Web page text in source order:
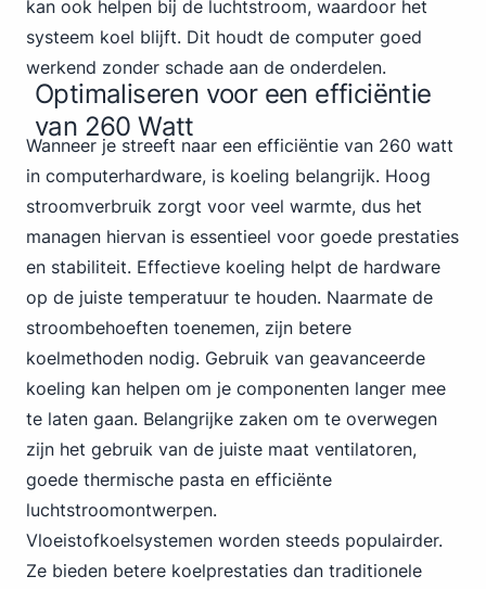
kan ook helpen bij de luchtstroom, waardoor het
systeem koel blijft. Dit houdt de computer goed
werkend zonder schade aan de onderdelen.
Optimaliseren voor een efficiëntie
van 260 Watt
Wanneer je streeft naar een efficiëntie van 260 watt
in computerhardware, is koeling belangrijk. Hoog
stroomverbruik zorgt voor veel warmte, dus het
managen hiervan is essentieel voor goede prestaties
en stabiliteit. Effectieve koeling helpt de hardware
op de juiste temperatuur te houden. Naarmate de
stroombehoeften toenemen, zijn betere
koelmethoden nodig. Gebruik van geavanceerde
koeling kan helpen om je componenten langer mee
te laten gaan. Belangrijke zaken om te overwegen
zijn het gebruik van de juiste maat ventilatoren,
goede thermische pasta en efficiënte
luchtstroomontwerpen.
Vloeistofkoelsystemen worden steeds populairder.
Ze bieden betere koelprestaties dan traditionele